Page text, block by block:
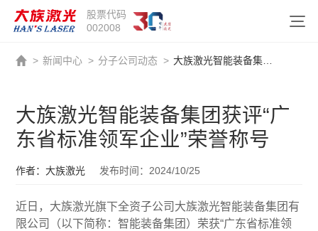
股票代码
002008
> 新闻中心 > 分子公司动态 >
大族激光智能装备集团获评“广
东省标准领军企业”荣誉称号
作者：大族激光 发布时间：2024/10/25
近日，大族激光旗下全资子公司大族激光智能装备集团有
限公司（以下简称：智能装备集团）荣获“广东省标准领